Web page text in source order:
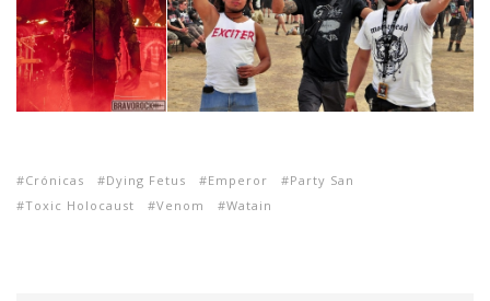
Crónicas Dying Fetus Emperor
Party San
Toxic Holocaust
Venom Watain